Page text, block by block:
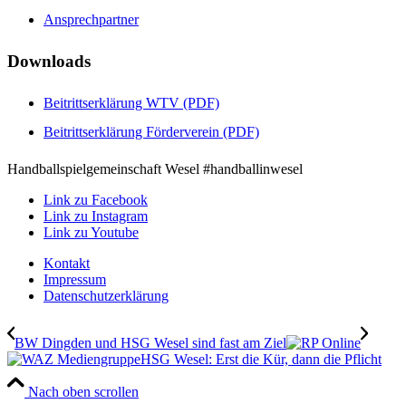
Ansprechpartner
Downloads
Beitrittserklärung WTV (PDF)
Beitrittserklärung Förderverein (PDF)
Handballspielgemeinschaft Wesel #handballinwesel
Link zu Facebook
Link zu Instagram
Link zu Youtube
Kontakt
Impressum
Datenschutzerklärung
BW Dingden und HSG Wesel sind fast am Ziel
HSG Wesel: Erst die Kür, dann die Pflicht
Nach oben scrollen